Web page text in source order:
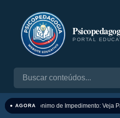
PORTAL
● AGORASinônimo de Impedimento: Veja